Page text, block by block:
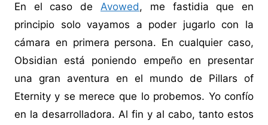
En el caso de Avowed, me fastidia que en
principio solo vayamos a poder jugarlo con la
cámara en primera persona. En cualquier caso,
Obsidian está poniendo empeño en presentar
una gran aventura en el mundo de Pillars of
Eternity y se merece que lo probemos. Yo confío
en la desarrolladora. Al fin y al cabo, tanto estos